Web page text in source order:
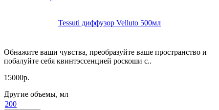
Tessuti диффузор Velluto 500мл
Обнажите ваши чувства, преобразуйте ваше пространство и
побалуйте себя квинтэссенцией роскоши с..
15000р.
Другие объемы, мл
200